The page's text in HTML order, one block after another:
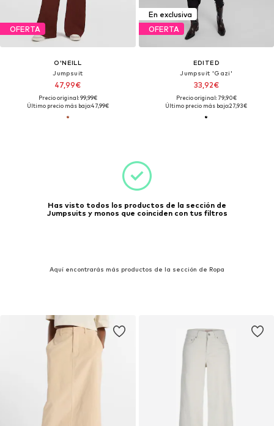
OFERTA
O'NEILL
Jumpsuit
47,99€
Precio original: 99,99€
Último precio más bajo:47,99€
En exclusiva
OFERTA
EDITED
Jumpsuit 'Gazi'
33,92€
Precio original: 79,90€
Último precio más bajo:27,93€
Has visto todos los productos de la sección de
Jumpsuits y monos que coinciden con tus filtros
Aquí encontrarás más productos de la sección de Ropa